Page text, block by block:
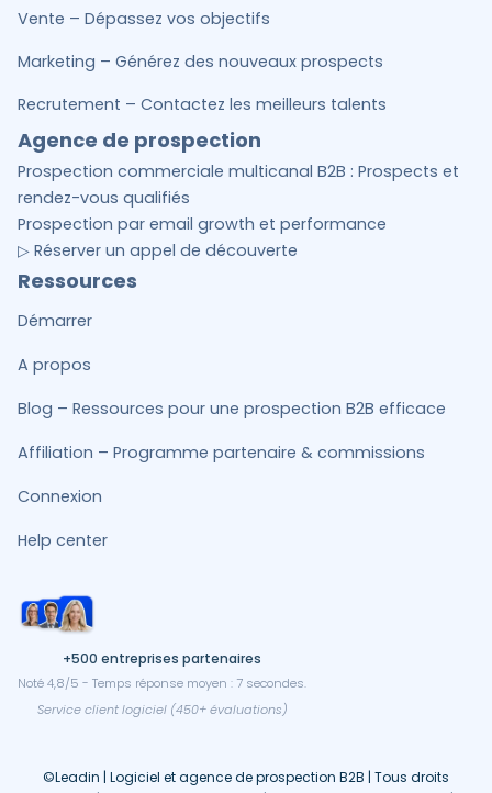
Vente – Dépassez vos objectifs
Marketing – Générez des nouveaux prospects
Recrutement – Contactez les meilleurs talents
Agence de prospection
Prospection commerciale multicanal B2B : Prospects et
rendez-vous qualifiés
Prospection par email growth et performance
▷ Réserver un appel de découverte
Ressources
Démarrer
A propos
Blog – Ressources pour une prospection B2B efficace
Affiliation – Programme partenaire & commissions
Connexion
Help center
+500 entreprises partenaires
Noté 4,8/5 - Temps réponse moyen : 7 secondes.
Service client logiciel (450+ évaluations)
©Leadin | Logiciel et agence de prospection B2B | Tous droits